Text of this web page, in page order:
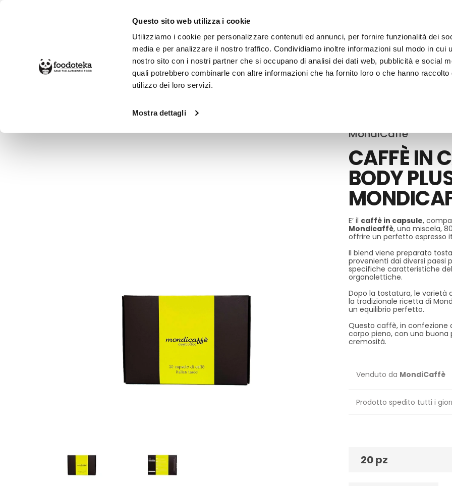
Questo sito web utilizza i cookie
Utilizziamo i cookie per personalizzare contenuti ed annunci, per fornire funzionalità dei
media e per analizzare il nostro traffico. Condividiamo inoltre informazioni sul modo in cui
nostro sito con i nostri partner che si occupano di analisi dei dati web, pubblicità e social
quali potrebbero combinarle con altre informazioni che ha fornito loro o che hanno raccolto
utilizzo dei loro servizi.
Mostra dettagli
SPESA ONLINE DA NON PERDERE LE BOTTEGHE
MondiCaffè
CAFFÈ IN
BODY
E’ il caffè in capsule,
Mondicaffè, una miscela,
offrire un perfetto espresso
Il blend viene preparato
provenienti dai diversi paesi
specifiche caratteristiche
organolettiche.
Dopo la tostatura, le varietà
la tradizionale ricetta di
un equilibrio perfetto.
Questo caffè, in confezione
corpo pieno, con una buona
cremosità.
Venduto da MondiCaffè
Prodotto spedito tutti i
20 pz